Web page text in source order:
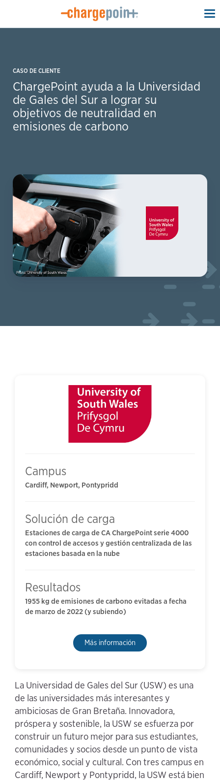
CASO DE CLIENTE
ChargePoint ayuda a la Universidad
de Gales del Sur a lograr su
objetivos de neutralidad en
emisiones de carbono
Campus
Cardiff, Newport, Pontypridd
Solución de carga
Estaciones de carga de CA ChargePoint serie 4000
con control de accesos y gestión centralizada de las
estaciones basada en la nube
Resultados
1955 kg de emisiones de carbono evitadas a fecha
de marzo de 2022 (y subiendo)
Más información
La Universidad de Gales del Sur (USW) es una
de las universidades más interesantes y
ambiciosas de Gran Bretaña. Innovadora,
próspera y sostenible, la USW se esfuerza por
construir un futuro mejor para sus estudiantes,
comunidades y socios desde un punto de vista
económico, social y cultural. Con tres campus en
Cardiff, Newport y Pontypridd, la USW está bien